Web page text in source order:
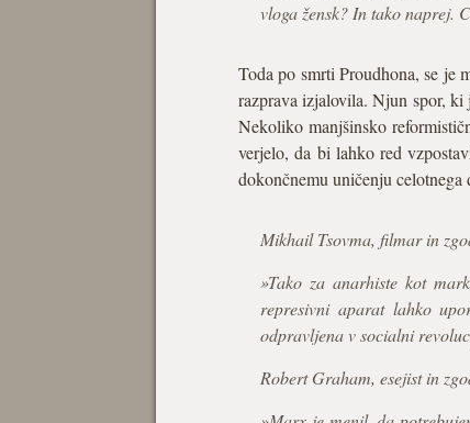
vloga žensk? In tako naprej.
Toda po smrti Proudhona, se je
razprava izjalovila. Njun spor,
Nekoliko manjšinsko
verjelo, da bi lahko red
dokončnemu uničenju celotnega
Mikhail Tsovma, filmar in
»Tako za anarhiste kot
represivni aparat lahko
odpravljena v socialni
Robert Graham, esejist in